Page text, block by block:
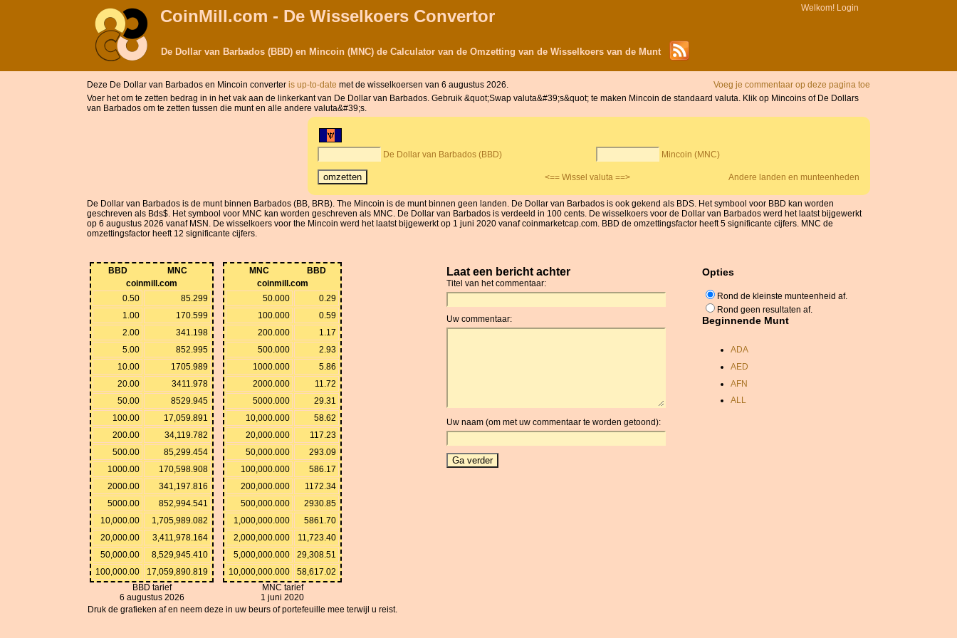
CoinMill.com - De Wisselkoers Convertor Welkom! Login
De Dollar van Barbados (BBD) en Mincoin (MNC) de Calculator van de Omzetting van de Wisselkoers van de Munt
Voeg je commentaar op deze pagina toe
Deze De Dollar van Barbados en Mincoin converter is up-to-date met de wisselkoersen van 6 augustus 2026.
Voer het om te zetten bedrag in in het vak aan de linkerkant van De Dollar van Barbados. Gebruik &quot;Swap valuta&#39;s&quot; te maken Mincoin de standaard valuta. Klik op Mincoins of De Dollars
van Barbados om te zetten tussen die munt en alle andere valuta&#39;s.
De Dollar van Barbados (BBD) Mincoin (MNC)
<== Wissel valuta ==> Andere landen en munteenheden
De Dollar van Barbados is de munt binnen Barbados (BB, BRB). The Mincoin is de munt binnen geen landen. De Dollar van Barbados is ook gekend als BDS. Het symbool voor BBD kan worden
geschreven als Bds$. Het symbool voor MNC kan worden geschreven als MNC. De Dollar van Barbados is verdeeld in 100 cents. De wisselkoers voor de Dollar van Barbados werd het laatst bijgewerkt
op 6 augustus 2026 vanaf MSN. De wisselkoers voor the Mincoin werd het laatst bijgewerkt op 1 juni 2020 vanaf coinmarketcap.com. BBD de omzettingsfactor heeft 5 significante cijfers. MNC de
omzettingsfactor heeft 12 significante cijfers.
BBD
MNC
coinmill.com
0.50
85.299
1.00
170.599
2.00
341.198
5.00
852.995
10.00
1705.989
20.00
3411.978
50.00
8529.945
100.00
17,059.891
200.00
34,119.782
500.00
85,299.454
1000.00
170,598.908
2000.00
341,197.816
5000.00
852,994.541
10,000.00
1,705,989.082
20,000.00
3,411,978.164
50,000.00
8,529,945.410
100,000.00
17,059,890.819
BBD tarief
6 augustus 2026
MNC
BBD
coinmill.com
50.000
0.29
100.000
0.59
200.000
1.17
500.000
2.93
1000.000
5.86
2000.000
11.72
5000.000
29.31
10,000.000
58.62
20,000.000
117.23
50,000.000
293.09
100,000.000
586.17
200,000.000
1172.34
500,000.000
2930.85
1,000,000.000
5861.70
2,000,000.000
11,723.40
5,000,000.000
29,308.51
10,000,000.000
58,617.02
MNC tarief
1 juni 2020
Druk de grafieken af en neem deze in uw beurs of portefeuille mee terwijl u reist.
Laat een bericht achter
Titel van het commentaar:
Uw commentaar:
Uw naam (om met uw commentaar te worden getoond):
Opties
Rond de kleinste munteenheid af.
Rond geen resultaten af.
Beginnende Munt
ADA
AED
AFN
ALL